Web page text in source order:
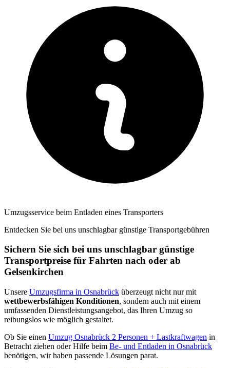
Umzugsservice beim Entladen eines Transporters
Entdecken Sie bei uns unschlagbar günstige Transportgebühren
Sichern Sie sich bei uns unschlagbar günstige
Transportpreise für Fahrten nach oder ab
Gelsenkirchen
Unsere Umzugsfirma in Osnabrück überzeugt nicht nur mit
wettbewerbsfähigen Konditionen, sondern auch mit einem
umfassenden Dienstleistungsangebot, das Ihren Umzug so
reibungslos wie möglich gestaltet.
Ob Sie einen Umzug Osnabrück 2 Personen + Lastkraftwagen in
Betracht ziehen oder Hilfe beim Be- und Entladen in Osnabrück
benötigen, wir haben passende Lösungen parat.